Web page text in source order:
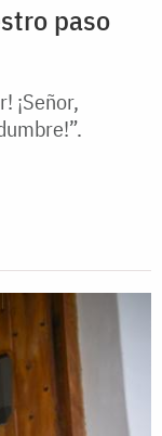
paso
¡Señor,